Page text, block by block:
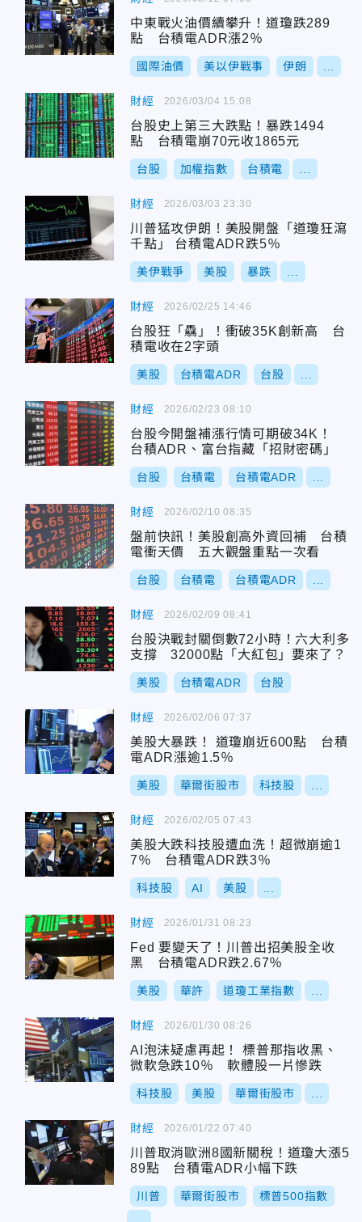
中東戰火油價續攀升！道瓊跌289
點 台積電ADR漲2％
國際油價 美以伊戰事 伊朗
財經
台股史上第三大跌點！暴跌1494
點 台積電崩70元收1865元
台股 加權指數 台積電
2026/03/04 15:08
財經
川普猛攻伊朗！美股開盤「道瓊狂瀉
千點」 台積電ADR跌5％
美伊戰爭 美股 暴跌
2026/03/03 23:30
財經
台股狂「驫」！衝破35K創新高 台
積電收在2字頭
美股 台積電ADR 台股
2026/02/25 14:46
財經
台股今開盤補漲行情可期破34K！
台積ADR、富台指藏「招財密碼」
台股 台積電 台積電ADR
2026/02/23 08:10
財經
盤前快訊！美股創高外資回補 台積
電衝天價 五大觀盤重點一次看
台股 台積電 台積電ADR
2026/02/10 08:35
財經
台股決戰封關倒數72小時！六大利多
支撐 32000點「大紅包」要來了？
美股 台積電ADR 台股
2026/02/09 08:41
財經
美股大暴跌！ 道瓊崩近600點 台積
電ADR漲逾1.5％
美股 華爾街股市 科技股
2026/02/06 07:37
財經
美股大跌科技股遭血洗！超微崩逾1
7％ 台積電ADR跌3％
科技股 AI 美股
2026/02/05 07:43
財經
Fed 要變天了！川普出招美股全收
黑 台積電ADR跌2.67％
美股 華許 道瓊工業指數
2026/01/31 08:23
財經
AI泡沫疑慮再起！ 標普那指收黑、
微軟急跌10％ 軟體股一片慘跌
科技股 美股 華爾街股市
2026/01/30 08:26
財經
川普取消歐洲8國新關稅！道瓊大漲5
89點 台積電ADR小幅下跌
川普 華爾街股市 標普500指數
2026/01/22 07:40